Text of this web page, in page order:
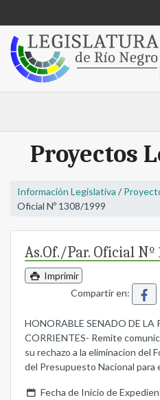
Proyectos
Información Legislativa /
Oficial Nº 1308/1999
As.Of./Par. Oficial Nº
Imprimir
Compartir en:
HONORABLE SENADO DE LA
CORRIENTES- Remite
su rechazo a la eliminacion del
del Presupuesto Nacional para
Fecha de Inicio de